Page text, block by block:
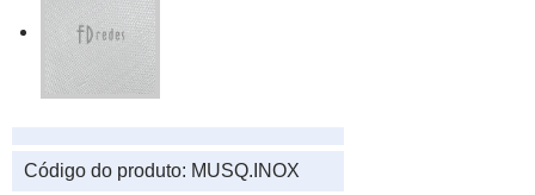
Código do produto: MUSQ.INOX